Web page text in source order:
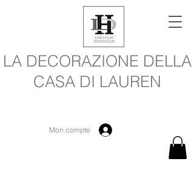
LA DECORAZIONE DELLA
CASA DI LAUREN
Mon compte